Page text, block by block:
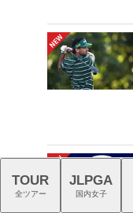
TOUR
全ツアー
JLPGA
国内女子